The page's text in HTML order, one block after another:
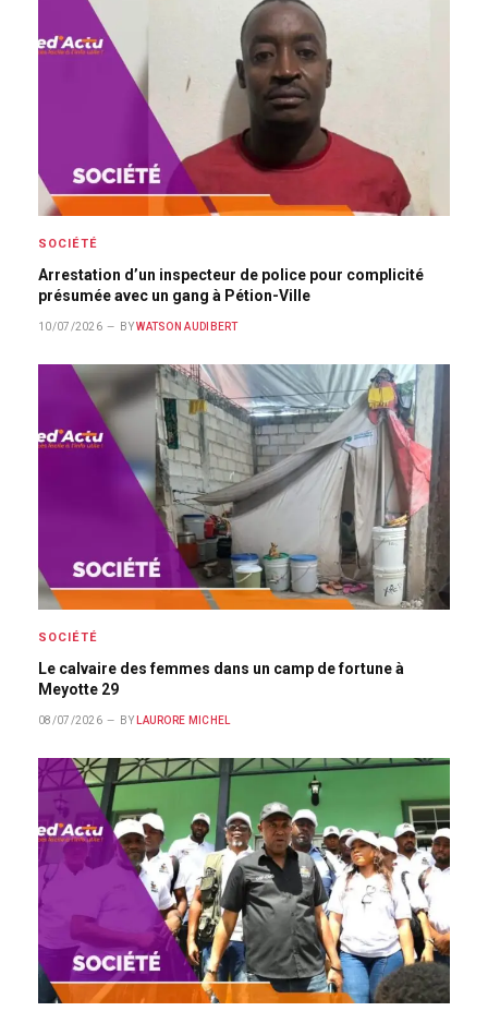
SOCIÉTÉ
Arrestation d’un inspecteur de police pour complicité
présumée avec un gang à Pétion-Ville
10/07/2026 BY WATSON AUDIBERT
SOCIÉTÉ
Le calvaire des femmes dans un camp de fortune à
Meyotte 29
08/07/2026 BY LAURORE MICHEL